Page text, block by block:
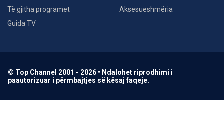
Të gjitha programet
Guida TV
Aksesueshmëria
© Top Channel 2001 - 2026 • Ndalohet riprodhimi i
paautorizuar i përmbajtjes së kësaj faqeje.